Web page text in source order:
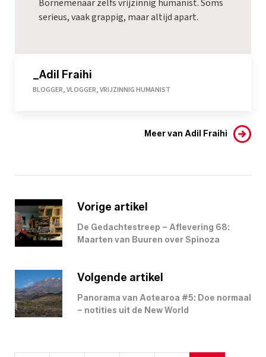
Bornemenaar zelfs vrijzinnig humanist. Soms
serieus, vaak grappig, maar altijd apart.
_Adil Fraihi
BLOGGER, VLOGGER, VRIJZINNIG HUMANIST
Meer van Adil Fraihi
Vorige artikel
De Gedachtestreep – Aflevering 68:
Maarten van Buuren over Spinoza
Volgende artikel
Panorama van Aotearoa #5: Doe normaal
– notities uit de New World